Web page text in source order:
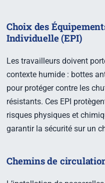
Choix des
Individuelle (EPI)
Les travailleurs doivent
contexte humide : bottes
pour protéger contre les
résistants. Ces EPI
risques physiques et
garantir la sécurité sur un
Chemins de